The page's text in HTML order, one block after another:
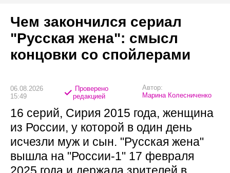
Чем закончился сериал
"Русская жена": смысл
концовки со спойлерами
06.08.2026
15:49
Проверено
редакцией
Автор:
Марина Колесниченко
16 серий, Сирия 2015 года, женщина
из России, у которой в один день
исчезли муж и сын. "Русская жена"
вышла на "России-1" 17 февраля